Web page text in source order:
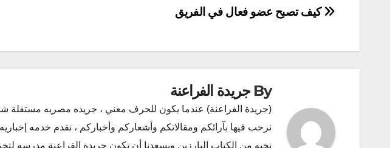
تصفّح
كيف تصبح عضو فعال في الفريق
By جريدة الفراعنة
(جريدة الفراعنة) عندما يكون للحرف معني ، جريده مصريه مستقلة
نرحب فيها بآرائكم ومقالاتكم وأشعاركم وأخباركم ، نقدم خدمه
نخبه من الكتاب البارزين ويسعدنا أن تكون جريدة الفراعنة مدرسه